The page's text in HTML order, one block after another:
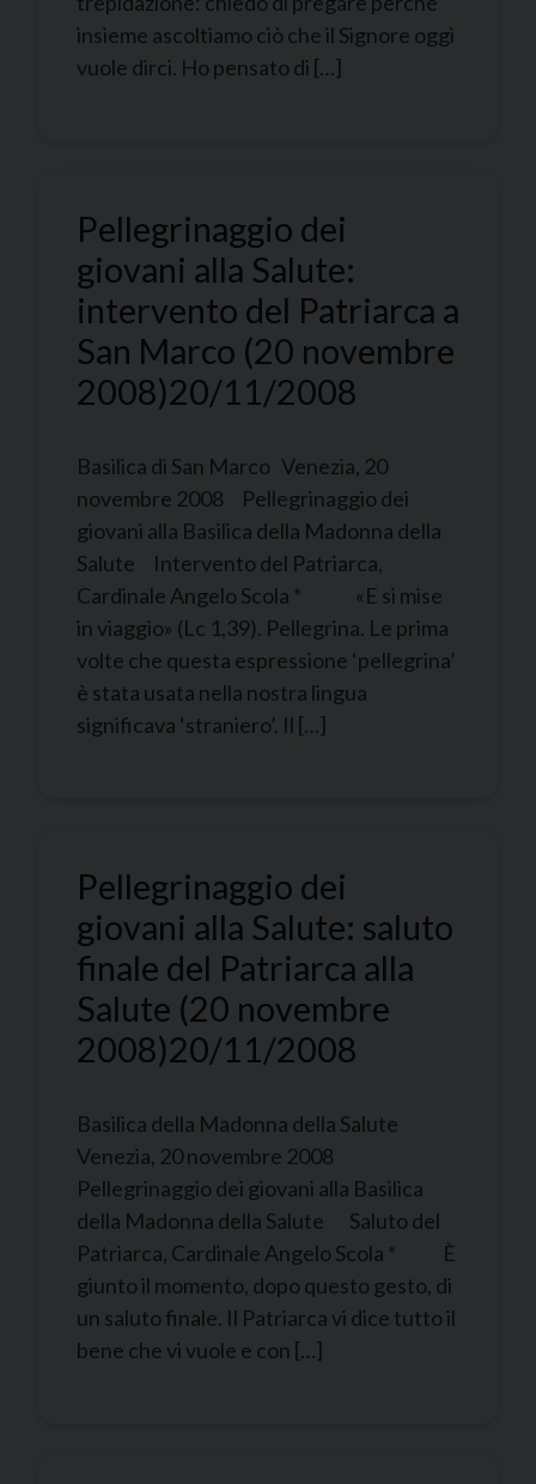
insieme ascoltiamo ciò che il Signore oggi
vuole dirci. Ho pensato di […]
Pellegrinaggio dei
giovani alla Salute:
intervento del Patriarca a
San Marco (20 novembre
2008)20/11/2008
Basilica di San Marco Venezia, 20
novembre 2008 Pellegrinaggio dei
giovani alla Basilica della Madonna della
Salute Intervento del Patriarca,
Cardinale Angelo Scola * «E si mise
in viaggio» (Lc 1,39). Pellegrina. Le prima
volte che questa espressione ‘pellegrina’
è stata usata nella nostra lingua
significava ‘straniero’. Il […]
Pellegrinaggio dei
giovani alla Salute: saluto
finale del Patriarca alla
Salute (20 novembre
2008)20/11/2008
Basilica della Madonna della Salute
Venezia, 20 novembre 2008
Pellegrinaggio dei giovani alla Basilica
della Madonna della Salute Saluto del
Patriarca, Cardinale Angelo Scola * È
giunto il momento, dopo questo gesto, di
un saluto finale. Il Patriarca vi dice tutto il
bene che vi vuole e con […]